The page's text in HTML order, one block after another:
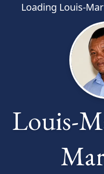
Loading Louis-
Louis-